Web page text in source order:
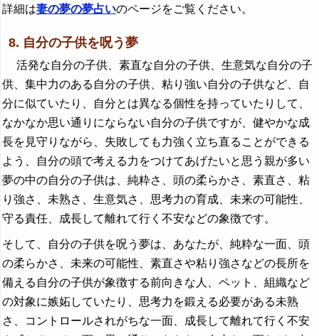
詳細は妻の夢の夢占いのページをご覧ください。
8. 自分の子供を呪う夢
活発な自分の子供、素直な自分の子供、生意気な自分の子
供、集中力のある自分の子供、粘り強い自分の子供など、自
分に似ていたり、自分とは異なる個性を持っていたりして、
なかなか思い通りにならない自分の子供ですが、健やかな成
長を見守りながら、失敗しても力強く立ち直ることができる
よう、自分の頭で考える力をつけてあげたいと思う親が多い
夢の中の自分の子供は、純粋さ、頭の柔らかさ、素直さ、粘
り強さ、未熟さ、生意気さ、思考力の育成、未来の可能性、
守る責任、成長して離れて行く不安などの象徴です。
そして、自分の子供を呪う夢は、あなたが、純粋な一面、頭
の柔らかさ、未来の可能性、素直さや粘り強さなどの長所を
備える自分の子供が象徴する前向きな人、ペット、組織など
の対象に嫉妬していたり、思考力を鍛える必要がある未熟
さ、コントロールされがちな一面、成長して離れて行く不安